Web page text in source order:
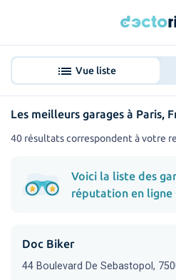
list Vue liste
Les meilleurs garages à Paris,
40 résultats correspondent à votre
Voici la liste des
réputation en
Doc Biker
44 Boulevard De Sebastopol,